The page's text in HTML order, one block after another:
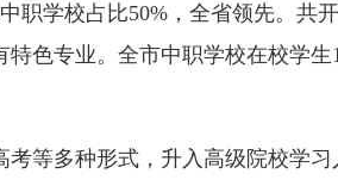
职学校占比50%，全省领先。共
色专业。全市中职学校在校学
多种形式，升入高级院校学习